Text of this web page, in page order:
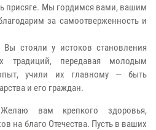
присяге. Мы гордимся вами, вашим
за самоотверженность и
стояли у истоков становления
традиций, передавая молодым
учили их главному — быть
и его граждан.
вам крепкого здоровья,
на благо Отечества. Пусть в ваших